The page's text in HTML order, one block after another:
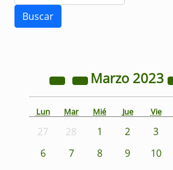
Marzo 2023
Lun Mar Mié Jue Vie
27 28 1 2 3
6
7 8 9 10